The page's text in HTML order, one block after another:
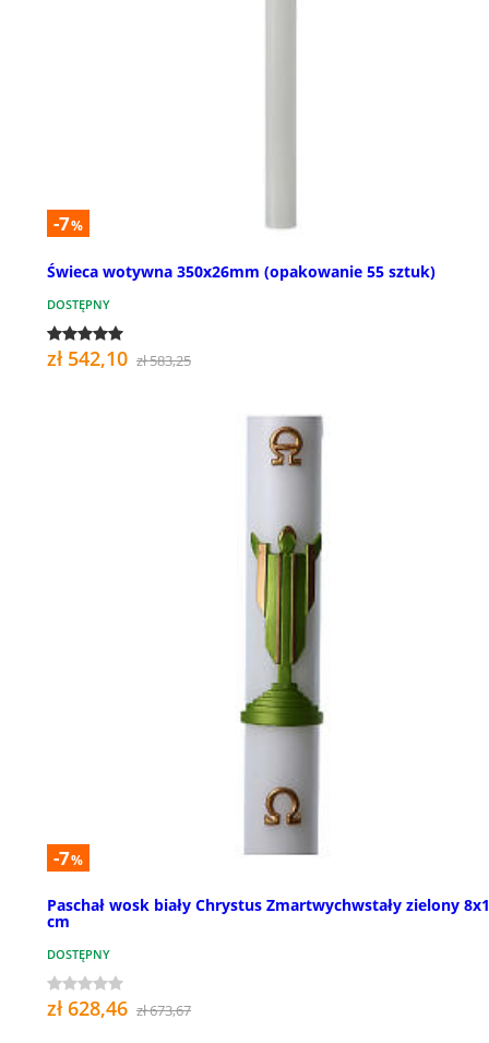
-7%
Świeca wotywna 350x26mm (opakowanie 55 sztuk)
DOSTĘPNY
zł 542,10 zł 583,25
-7%
Paschał wosk biały Chrystus Zmartwychwstały zielony
cm
DOSTĘPNY
zł 628,46 zł 673,67